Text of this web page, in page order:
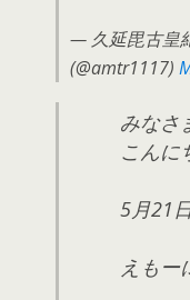
— 久延毘古皇
(@amtr1117)
みなさ
こんに
5月21
えもー